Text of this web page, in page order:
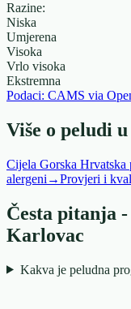
Razine:
Niska
Umjerena
Visoka
Vrlo visoka
Ekstremna
Podaci: CAMS via
Više o peludi
Cijela Gorska Hrvatska
alergeni →Provjeri i
Česta pitanja
Karlovac
Kakva je peludna